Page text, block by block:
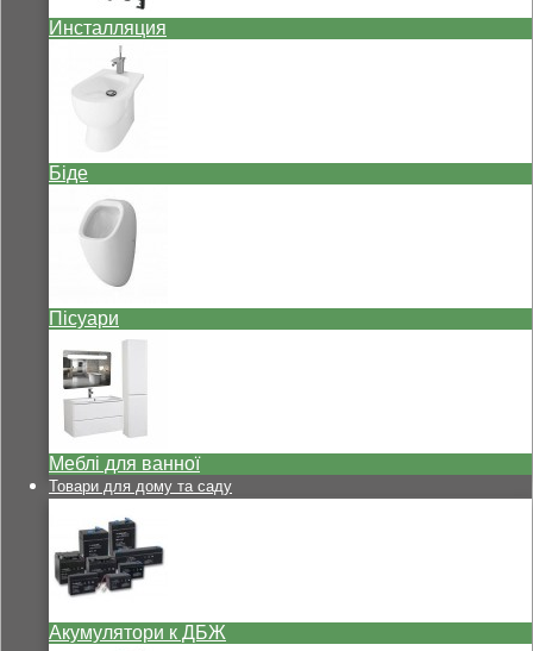
Инсталляция
Біде
Пісуари
Меблі для ванної
Товари для дому та саду
Акумулятори к ДБЖ